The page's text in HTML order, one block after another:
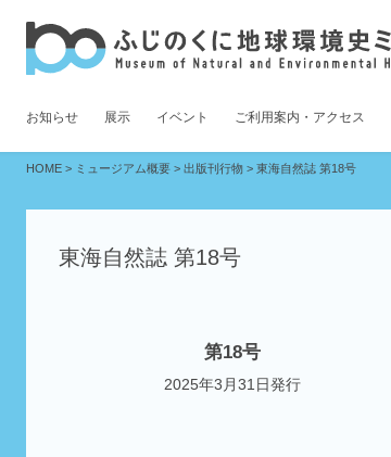
お知らせ 展示 イベント ご利用案内・アクセス
HOME > ミュージアム概要 > 出版刊行物 > 東海自然誌 第18号
東海自然誌 第18号
第18号
2025年3月31日発行